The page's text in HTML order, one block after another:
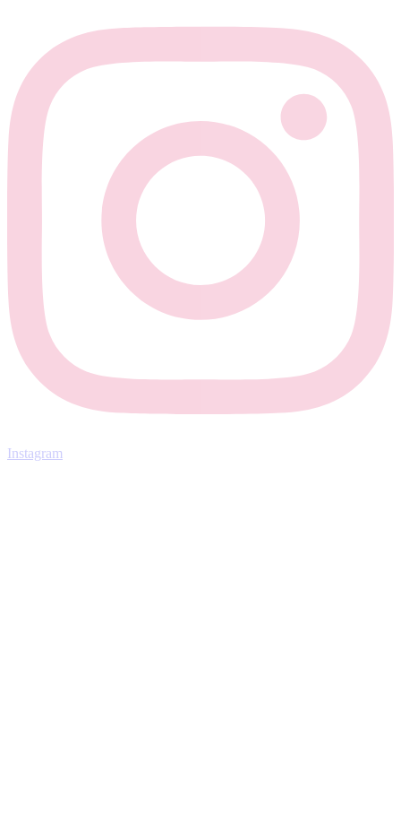
Instagram